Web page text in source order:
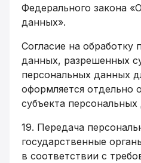
Федерального закона
данных».
Согласие на обработку
данных, разрешенных
персональных данных
оформляется отдельно
субъекта
19. Передача
государственные
в соответствии с